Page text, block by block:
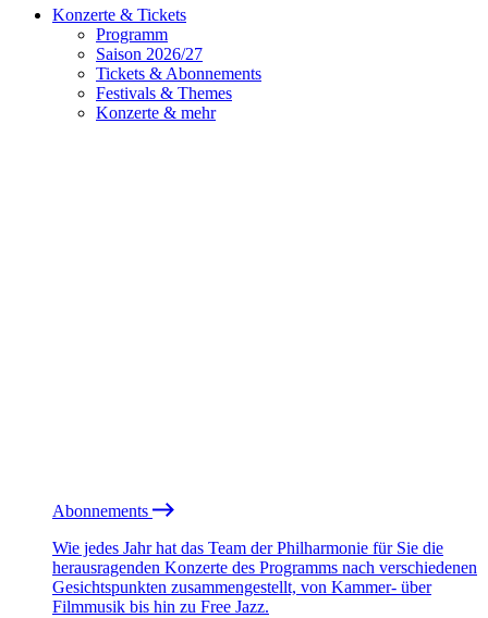
Konzerte & Tickets
Programm
Saison 2026/27
Tickets & Abonnements
Festivals & Themes
Konzerte & mehr
Abonnements
Wie jedes Jahr hat das Team der Philharmonie für Sie die
herausragenden Konzerte des Programms nach verschiedenen
Gesichtspunkten zusammengestellt, von Kammer- über
Filmmusik bis hin zu Free Jazz.